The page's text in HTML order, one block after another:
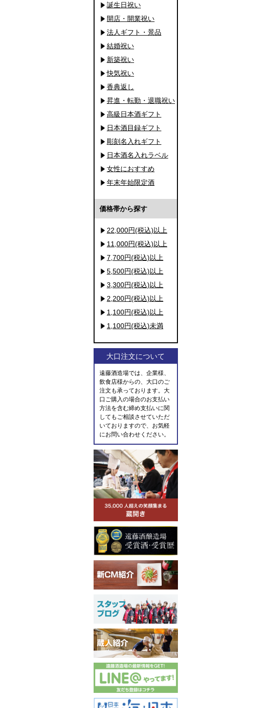
誕生日祝い
開店・開業祝い
法人ギフト・景品
結婚祝い
新築祝い
快気祝い
香典返し
昇進・転勤・退職祝い
高級日本酒ギフト
日本酒目録ギフト
彫刻名入れギフト
日本酒名入れラベル
女性におすすめ
年末年始限定酒
価格帯から探す
22,000円(税込)以上
11,000円(税込)以上
7,700円(税込)以上
5,500円(税込)以上
3,300円(税込)以上
2,200円(税込)以上
1,100円(税込)以上
1,100円(税込)未満
大口注文について
遠藤酒造場では、企業様、
飲食店様からの、大口のご
注文も承っております。大
口ご購入の場合のお支払い
方法を含む締め支払いに関
してもご相談させていただ
いておりますので、お気軽
にお問い合わせください。